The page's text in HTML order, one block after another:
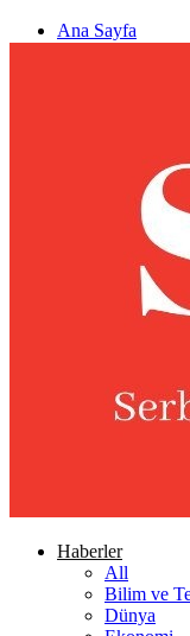
Ana Sayfa
Haberler
All
Bilim ve
Dünya